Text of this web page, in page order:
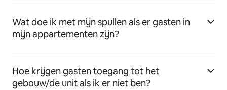
Wat doe ik met mijn spullen als er gasten in
mijn appartementen zijn?
Hoe krijgen gasten toegang tot het
gebouw/de unit als ik er niet ben?